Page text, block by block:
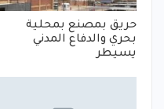
حريق بمصنع بمحلية
بحري والدفاع المدني
يسيطر